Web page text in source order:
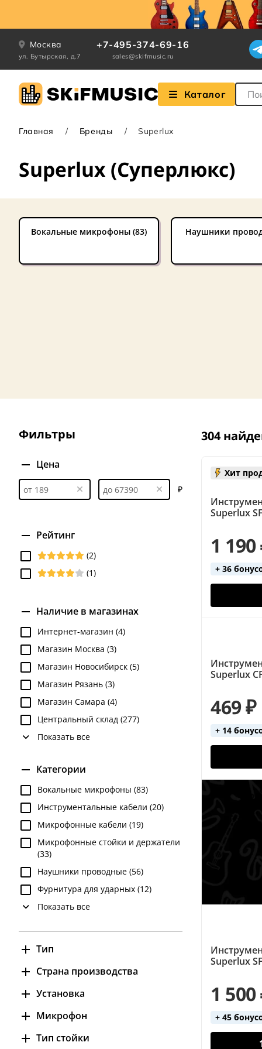
Москва
ул. Бутырская, д.7
+7-495-374-69-16
sales@skifmusic.ru
Каталог
Главная Бренды Superlux
Superlux (Суперлюкс)
Вокальные микрофоны (83) Наушники
Фильтры
Цена
₽
Рейтинг
(2)
(1)
Наличие в магазинах
Интернет-магазин (4)
Магазин Москва (3)
Магазин Новосибирск (5)
Магазин Рязань (3)
Магазин Самара (4)
Центральный склад (277)
Показать все
Категории
Вокальные микрофоны (83)
Инструментальные кабели (20)
Микрофонные кабели (19)
Микрофонные стойки и держатели
(33)
Наушники проводные (56)
Фурнитура для ударных (12)
Показать все
Тип
Держатель микрофона для
Инструментальный кабель (20)
Микрофон проводной (83)
Микрофонный кабель (19)
Страна производства
Китай (138)
Тайвань (15)
Установка
напольная (10)
настольная (10)
Микрофон
да (14)
Тип стойки
304
Хит
Superlux
1 190
+ 36
Superlux
469 ₽
+ 14
Superlux
1 500
+ 45